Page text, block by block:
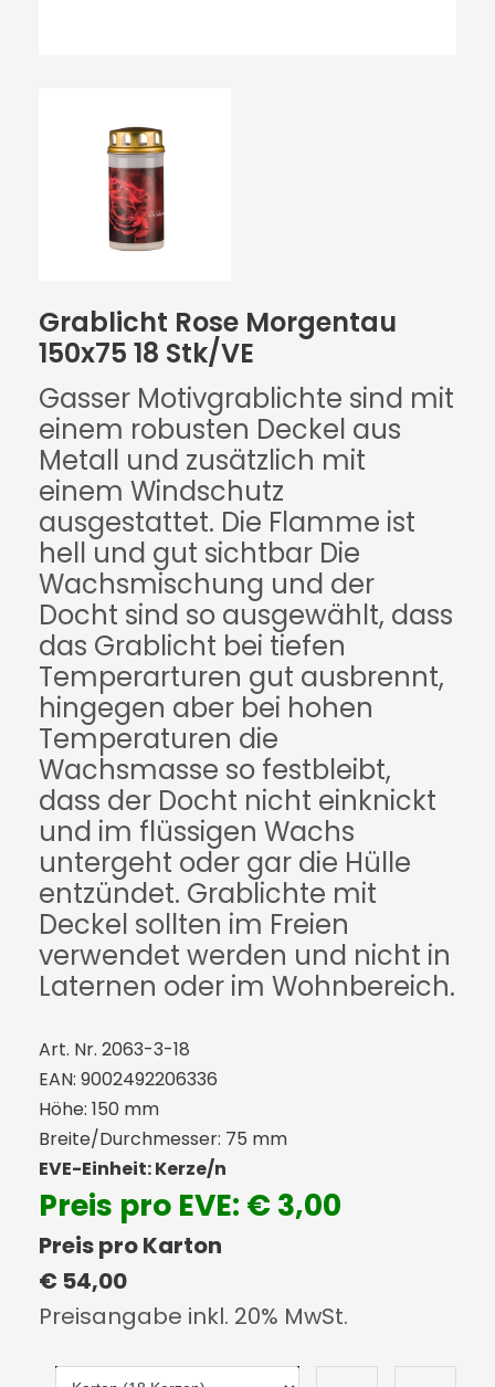
Grablicht Rose Morgentau
150x75 18 Stk/VE
Gasser Motivgrablichte sind mit
einem robusten Deckel aus
Metall und zusätzlich mit
einem Windschutz
ausgestattet. Die Flamme ist
hell und gut sichtbar Die
Wachsmischung und der
Docht sind so ausgewählt, dass
das Grablicht bei tiefen
Temperarturen gut ausbrennt,
hingegen aber bei hohen
Temperaturen die
Wachsmasse so festbleibt,
dass der Docht nicht einknickt
und im flüssigen Wachs
untergeht oder gar die Hülle
entzündet. Grablichte mit
Deckel sollten im Freien
verwendet werden und nicht in
Laternen oder im Wohnbereich.
Art. Nr. 2063-3-18
EAN: 9002492206336
Höhe: 150 mm
Breite/Durchmesser: 75 mm
EVE-Einheit: Kerze/n
Preis pro EVE: € 3,00
Preis pro Karton
€ 54,00
Preisangabe inkl. 20% MwSt.